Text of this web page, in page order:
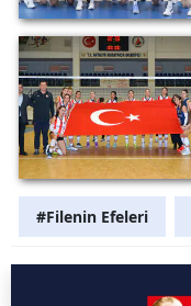
#Filenin Efeleri